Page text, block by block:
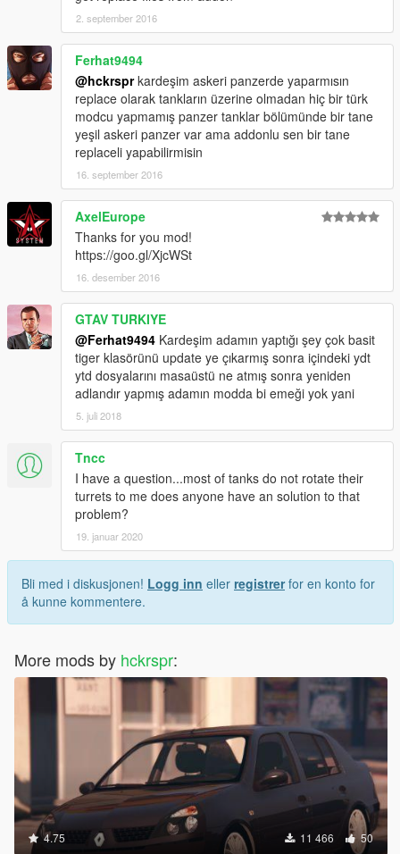
2. september 2016
Ferhat9494
@hckrsprkardeşim askeri panzerde yaparmısın
replace olarak tankların üzerine olmadan hiç bir türk
modcu yapmamış panzer tanklar bölümünde bir tane
yeşil askeri panzer var ama addonlu sen bir tane
replaceli yapabilirmisin
16. september 2016
AxelEurope
Thanks for you mod!
https://goo.gl/XjcWSt
16. desember 2016
GTAV TURKIYE
@Ferhat9494 Kardeşim adamın yaptığı şey çok basit
tiger klasörünü update ye çıkarmış sonra içindeki ydt
ytd dosyalarını masaüstü ne atmış sonra yeniden
adlandır yapmış adamın modda bi emeği yok yani
5. juli 2018
Tncc
I have a question...most of tanks do not rotate their
turrets to me does anyone have an solution to that
problem?
19. januar 2020
Bli med i diskusjonen! Logg inn eller registrerfor en konto for
å kunne kommentere.
More mods by hckrspr:
4.75 11 466 50